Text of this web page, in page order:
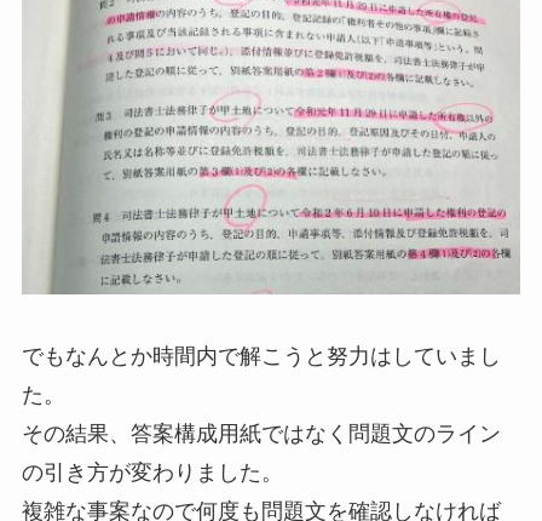
でもなんとか時間内で解こうと努力はしていまし
た。
その結果、答案構成用紙ではなく問題文のライン
の引き方が変わりました。
複雑な事案なので何度も問題文を確認しなければ